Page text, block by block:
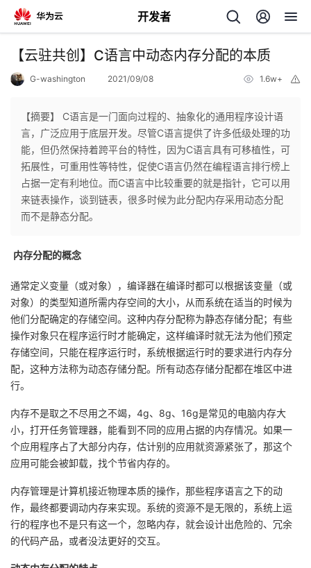
开发者
返
个
人
我
发
者
我
博
客
的
论
坛
我
的
圈
子
我
的
直
我
的
我
【云驻共创】C语言中动态内存分配的本质
G-washington 2021/09/08 1.6w+
【摘要】 C语言是一门面向过程的、抽象化的通用程序设计语
言，广泛应用于底层开发。尽管C语言提供了许多低级处理的功
能，但仍然保持着跨平台的特性，因为C语言具有可移植性，可
拓展性，可重用性等特性，促使C语言仍然在编程语言排行榜上
占据一定有利地位。而C语言中比较重要的就是指针，它可以用
来链表操作，谈到链表，很多时候为此分配内存采用动态分配
而不是静态分配。
内存分配的概念
通常定义变量（或对象），编译器在编译时都可以根据该变量（或
对象）的类型知道所需内存空间的大小，从而系统在适当的时候为
他们分配确定的存储空间。这种内存分配称为静态存储分配；有些
操作对象只在程序运行时才能确定，这样编译时就无法为他们预定
存储空间，只能在程序运行时，系统根据运行时的要求进行内存分
配，这种方法称为动态存储分配。所有动态存储分配都在堆区中进
行。
内存不是取之不尽用之不竭， 4g、 8g、 16g是常见的电脑内存大
小，打开任务管理器，能看到不同的应用占据的内存情况。如果一
个应用程序占了大部分内存，估计别的应用就资源紧张了，那这个
应用可能会被卸载，找个节省内存的。
内存管理是计算机接近物理本质的操作，那些程序语言之下的动
作，最终都要调动内存来实现。系统的资源不是无限的，系统上运
行的程序也不是只有这一个，忽略内存，就会设计出危险的、冗余
的代码产品，或者没法更好的交互。